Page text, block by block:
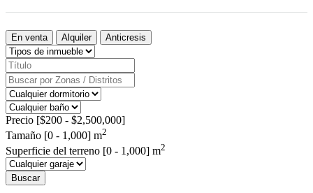
En venta Alquiler Anticresis
Precio [$200 - $2,500,000]
Tamaño [0 - 1,000] m2
Superficie del terreno [0 - 1,000] m2
Buscar